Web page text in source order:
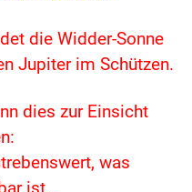
die Widder-Sonne
Jupiter im Schützen.
dies zur Einsicht
was